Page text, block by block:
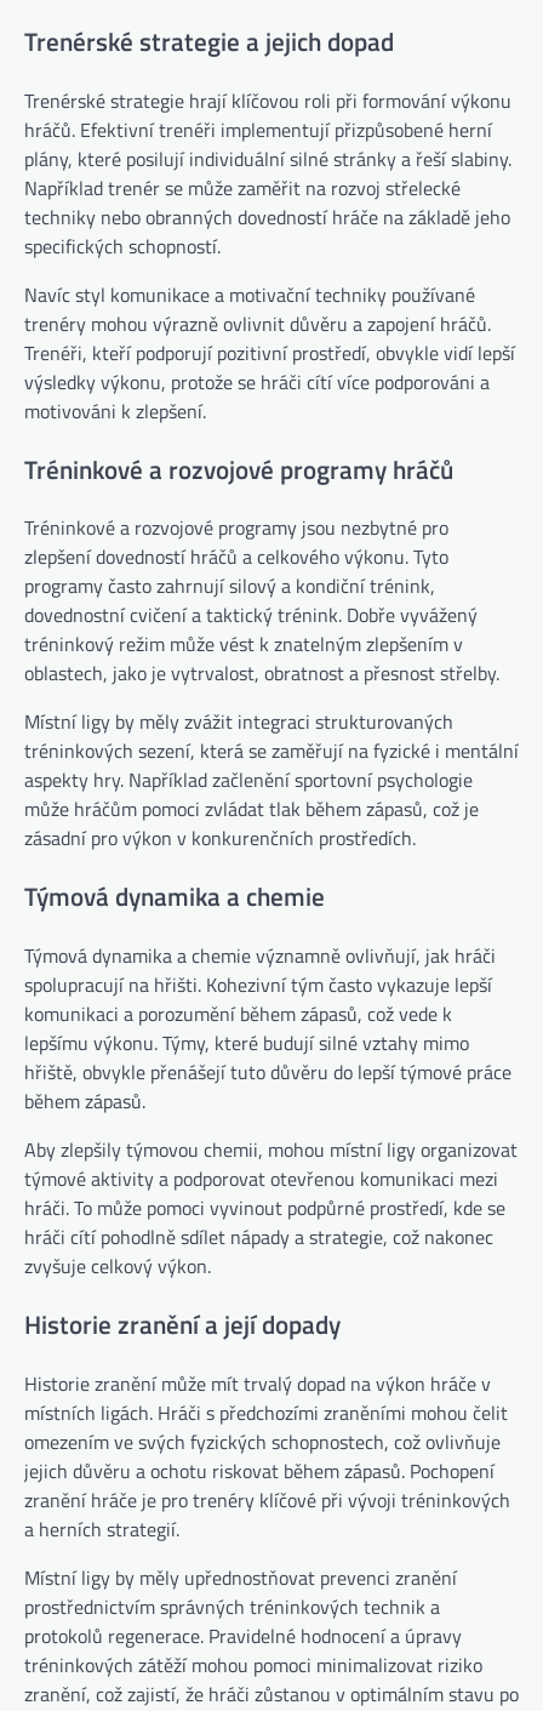
Trenérské strategie a jejich dopad
Trenérské strategie hrají klíčovou roli při formování výkonu
hráčů. Efektivní trenéři implementují přizpůsobené herní
plány, které posilují individuální silné stránky a řeší slabiny.
Například trenér se může zaměřit na rozvoj střelecké
techniky nebo obranných dovedností hráče na základě jeho
specifických schopností.
Navíc styl komunikace a motivační techniky používané
trenéry mohou výrazně ovlivnit důvěru a zapojení hráčů.
Trenéři, kteří podporují pozitivní prostředí, obvykle vidí lepší
výsledky výkonu, protože se hráči cítí více podporováni a
motivováni k zlepšení.
Tréninkové a rozvojové programy hráčů
Tréninkové a rozvojové programy jsou nezbytné pro
zlepšení dovedností hráčů a celkového výkonu. Tyto
programy často zahrnují silový a kondiční trénink,
dovednostní cvičení a taktický trénink. Dobře vyvážený
tréninkový režim může vést k znatelným zlepšením v
oblastech, jako je vytrvalost, obratnost a přesnost střelby.
Místní ligy by měly zvážit integraci strukturovaných
tréninkových sezení, která se zaměřují na fyzické i mentální
aspekty hry. Například začlenění sportovní psychologie
může hráčům pomoci zvládat tlak během zápasů, což je
zásadní pro výkon v konkurenčních prostředích.
Týmová dynamika a chemie
Týmová dynamika a chemie významně ovlivňují, jak hráči
spolupracují na hřišti. Kohezivní tým často vykazuje lepší
komunikaci a porozumění během zápasů, což vede k
lepšímu výkonu. Týmy, které budují silné vztahy mimo
hřiště, obvykle přenášejí tuto důvěru do lepší týmové práce
během zápasů.
Aby zlepšily týmovou chemii, mohou místní ligy organizovat
týmové aktivity a podporovat otevřenou komunikaci mezi
hráči. To může pomoci vyvinout podpůrné prostředí, kde se
hráči cítí pohodlně sdílet nápady a strategie, což nakonec
zvyšuje celkový výkon.
Historie zranění a její dopady
Historie zranění může mít trvalý dopad na výkon hráče v
místních ligách. Hráči s předchozími zraněními mohou čelit
omezením ve svých fyzických schopnostech, což ovlivňuje
jejich důvěru a ochotu riskovat během zápasů. Pochopení
zranění hráče je pro trenéry klíčové při vývoji tréninkových
a herních strategií.
Místní ligy by měly upřednostňovat prevenci zranění
prostřednictvím správných tréninkových technik a
protokolů regenerace. Pravidelné hodnocení a úpravy
tréninkových zátěží mohou pomoci minimalizovat riziko
zranění, což zajistí, že hráči zůstanou v optimálním stavu po